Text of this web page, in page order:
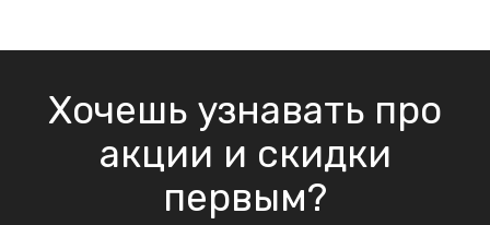
Хочешь узнавать про
акции и скидки
первым?